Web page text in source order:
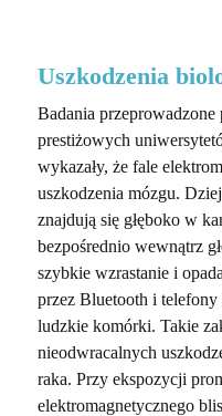
Uszkodzenia
Badania
prestiżowych
wykazały, że fale
uszkodzenia mózgu.
znajdują się głęboko w
bezpośrednio wewnątrz
szybkie wzrastanie i
przez Bluetooth i
ludzkie komórki. Takie
nieodwracalnych
raka. Przy ekspozycji
elektromagnetycznego